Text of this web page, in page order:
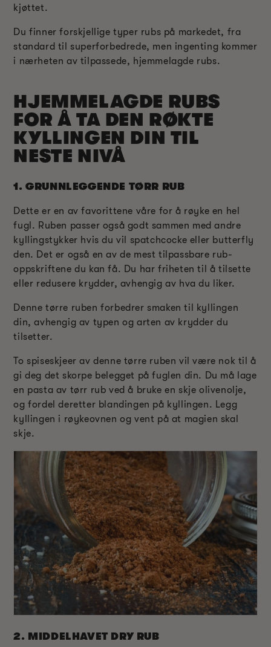
kjøttet.
Du finner forskjellige typer rubs på markedet, fra
standard til superforbedrede, men ingenting kommer
i nærheten av tilpassede, hjemmelagde rubs.
HJEMMELAGDE RUBS
FOR Å TA DEN RØKTE
KYLLINGEN DIN TIL
NESTE NIVÅ
1. GRUNNLEGGENDE TØRR RUB
Dette er en av favorittene våre for å røyke en hel
fugl. Ruben passer også godt sammen med andre
kyllingstykker hvis du vil spatchcocke eller butterfly
den. Det er også en av de mest tilpassbare rub-
oppskriftene du kan få. Du har friheten til å tilsette
eller redusere krydder, avhengig av hva du liker.
Denne tørre ruben forbedrer smaken til kyllingen
din, avhengig av typen og arten av krydder du
tilsetter.
To spiseskjeer av denne tørre ruben vil være nok til å
gi deg det skorpe belegget på fuglen din. Du må lage
en pasta av tørr rub ved å bruke en skje olivenolje,
og fordel deretter blandingen på kyllingen. Legg
kyllingen i røykeovnen og vent på at magien skal
skje.
2. MIDDELHAVET DRY RUB